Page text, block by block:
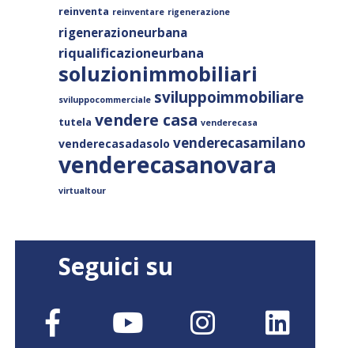
reinventa reinventare rigenerazione
rigenerazioneurbana
riqualificazioneurbana
soluzionimmobiliari
sviluppocommerciale sviluppoimmobiliare
tutela vendere casa venderecasa
venderecasadasolo venderecasamilano
venderecasanovara
virtualtour
Seguici su